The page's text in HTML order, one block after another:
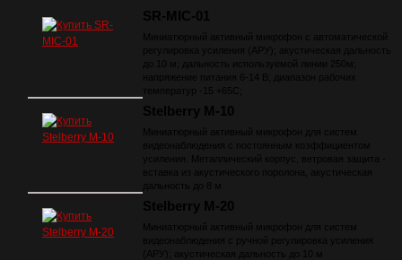
SR-MIC-01
Миниатюрный активный микрофон с автоматической
регулировка усиления (АРУ); акустическая дальность
до 10 м; дальность используемой линии 250м;
напряжение питания 6-14 В; диапазон рабочих
температур -15 +65С;
Stelberry M-10
Миниатюрный активный микрофон для систем
видеонаблюдения с постоянным коэффициентом
усиления. Металлический корпус, ветровая защита -
вставка из акустического поролона, акустическая
дальность до 8 м
Stelberry M-20
Миниатюрный активный микрофон для систем
видеонаблюдения с ручной регулировка усиления
(АРУ); акустическая дальность до 10 м